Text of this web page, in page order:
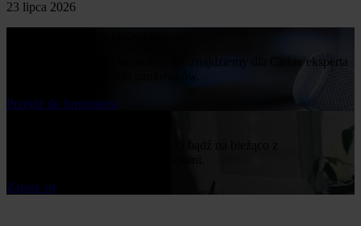
23 lipca 2026
Napisz nam o swoim temacie, a my znajdziemy dla Ciebie eksperta
Przejdż do formularza
Zapisz się